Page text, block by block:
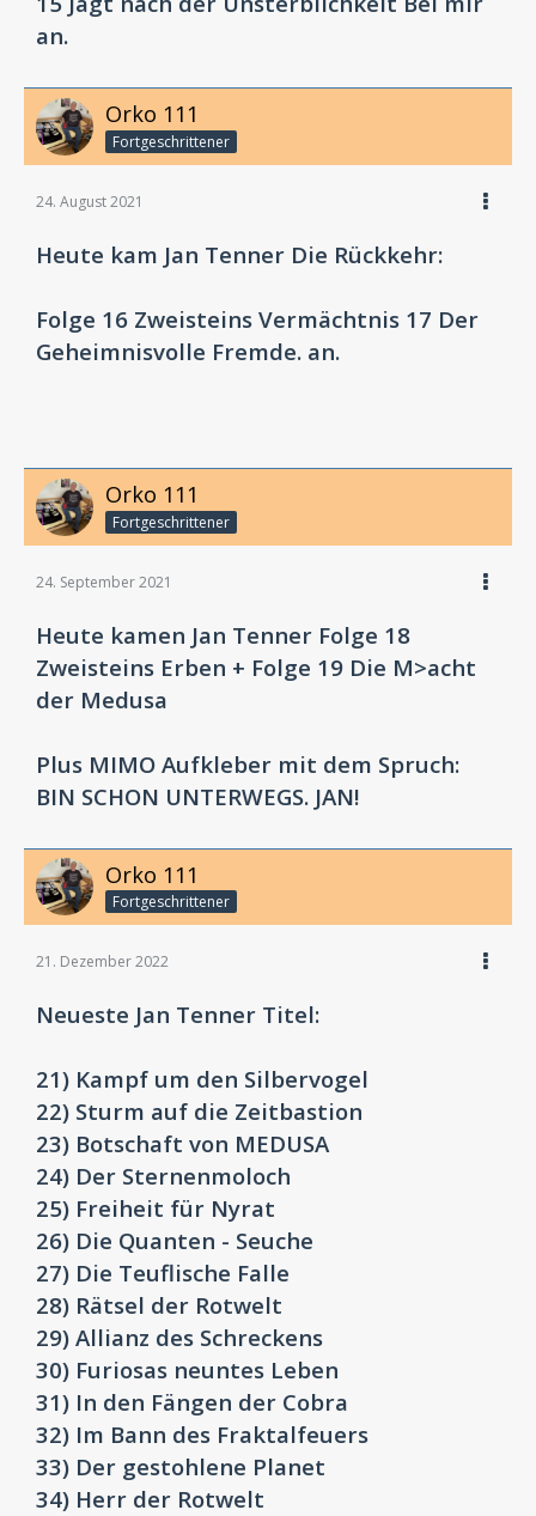
an.
Orko 111
Fortgeschrittener
24. August 2021
Heute kam Jan Tenner Die Rückkehr:
Folge 16 Zweisteins Vermächtnis 17 Der
Geheimnisvolle Fremde. an.
Orko 111
Fortgeschrittener
24. September 2021
Heute kamen Jan Tenner Folge 18
Zweisteins Erben + Folge 19 Die M>acht
der Medusa
Plus MIMO Aufkleber mit dem Spruch:
BIN SCHON UNTERWEGS. JAN!
Orko 111
Fortgeschrittener
21. Dezember 2022
Neueste Jan Tenner Titel:
21) Kampf um den Silbervogel
22) Sturm auf die Zeitbastion
23) Botschaft von MEDUSA
24) Der Sternenmoloch
25) Freiheit für Nyrat
26) Die Quanten - Seuche
27) Die Teuflische Falle
28) Rätsel der Rotwelt
29) Allianz des Schreckens
30) Furiosas neuntes Leben
31) In den Fängen der Cobra
32) Im Bann des Fraktalfeuers
33) Der gestohlene Planet
34) Herr der Rotwelt